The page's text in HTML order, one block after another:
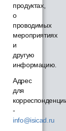
продуктах,
о
проводимых
мероприятиях
и
другую
информацию.
Адрес
для
-
info@isicad.ru